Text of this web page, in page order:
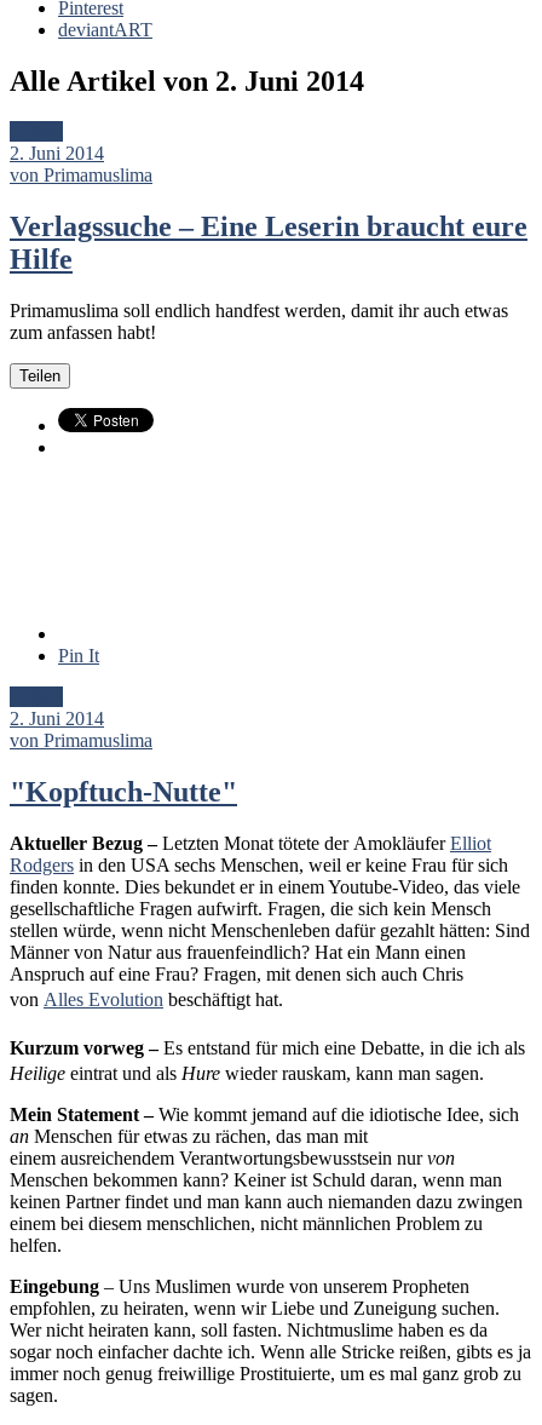
Pinterest
deviantART
Alle Artikel von 2. Juni 2014
2. Juni 2014
von Primamuslima
Verlagssuche – Eine Leserin braucht eure
Hilfe
Primamuslima soll endlich handfest werden, damit ihr auch etwas
zum anfassen habt!
Teilen
Pin It
2. Juni 2014
von Primamuslima
"Kopftuch-Nutte"
Aktueller Bezug –Letzten Monat tötete der AmokläuferElliot
Rodgers in den USA sechs Menschen, weil er keine Frau für sich
finden konnte. Dies bekundet er in einem Youtube-Video, das viele
gesellschaftliche Fragen aufwirft. Fragen, die sich kein Mensch
stellen würde, wenn nicht Menschenleben dafür gezahlt hätten: Sind
Männer von Natur aus frauenfeindlich? Hat ein Mann einen
Anspruch auf eine Frau? Fragen, mit denen sich auch Chris
von Alles Evolution beschäftigt hat.
Kurzum vorweg –Es entstand für mich eine Debatte, in die ich als
Heilige eintrat und als Hure wieder rauskam, kann man sagen.
Mein Statement –Wie kommt jemand auf die idiotische Idee, sich
an Menschen für etwas zu rächen, das man mit
einem ausreichendem Verantwortungsbewusstsein nurvon
Menschen bekommen kann? Keiner ist Schuld daran, wenn man
keinen Partner findet und man kann auch niemanden dazu zwingen
einem bei diesem menschlichen, nicht männlichen Problem zu
helfen.
Eingebung – Uns Muslimen wurde von unserem Propheten
empfohlen, zu heiraten, wenn wir Liebe und Zuneigung suchen.
Wer nicht heiraten kann, soll fasten. Nichtmuslime haben es da
sogar noch einfacher dachte ich. Wenn alle Stricke reißen, gibts es ja
immer noch genug freiwillige Prostituierte, um es mal ganz grob zu
sagen.